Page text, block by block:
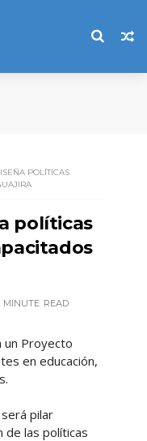
POLÍTICAS
políticas
MINUTE READ
un Proyecto
en educación,
será pilar
de las políticas